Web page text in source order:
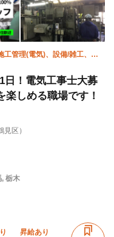
工管理(電気)、設備/雑工、空
日！電気工事士大募
しめる職場です！
見区）
, 栃木
昇給あり